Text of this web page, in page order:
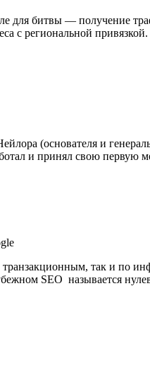
для битвы — получение
с региональной
(основателя и
и принял свою
так и по
SEO называется